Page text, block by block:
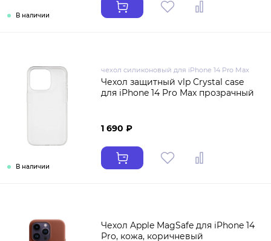
В наличии
В наличии
чехол силиконовый для iPhone 14 Pro Max
Чехол защитный vlp Crystal case
для iPhone 14 Pro Max прозрачный
1 690 ₽
Чехол Apple MagSafe для iPhone 14
Pro, кожа, коричневый